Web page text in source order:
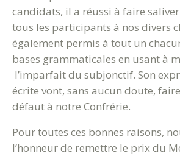
candidats, il a réussi à faire
tous les participants à nos divers
également permis à tout un
bases grammaticales en usant à
l’imparfait du subjonctif. Son
écrite vont, sans aucun doute,
défaut à notre Confrérie.
Pour toutes ces bonnes raisons,
l’honneur de remettre le prix du